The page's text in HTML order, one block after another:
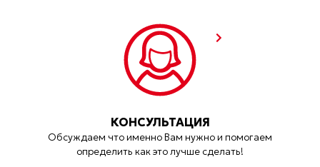
КОНСУЛЬТАЦИЯ
Обсуждаем что именно Вам нужно и помогаем
определить как это лучше сделать!